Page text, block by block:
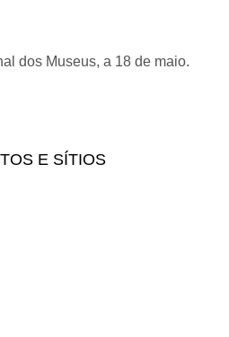
dos Museus, a 18 de maio.
E SÍTIOS